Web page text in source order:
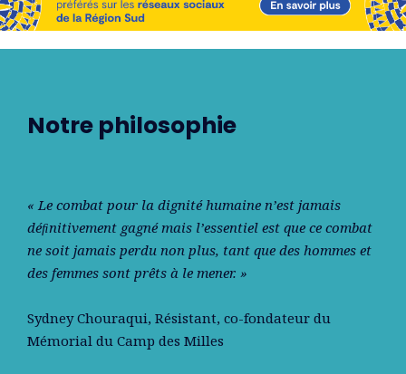
Notre philosophie
« Le combat pour la dignité humaine n’est jamais
déﬁnitivement gagné mais l’essentiel est que ce combat
ne soit jamais perdu non plus, tant que des hommes et
des femmes sont prêts à le mener. »
Sydney Chouraqui, Résistant, co-fondateur du
Mémorial du Camp des Milles